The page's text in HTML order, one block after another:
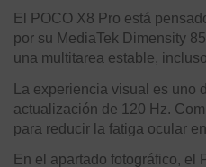
El POCO X8 Pro está
por su MediaTek Dimensity
una multitarea estable,
La experiencia visual es
actualización de 120 Hz.
para reducir la fatiga ocular
En el apartado fotográfico, el